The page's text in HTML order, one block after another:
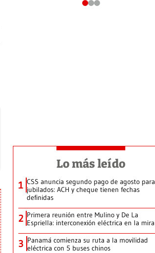
Lo más leído
1 CSS anuncia segundo pago de agosto para
jubilados: ACH y cheque tienen fechas
definidas
2 Primera reunión entre Mulino y De La
Espriella: interconexión eléctrica en la mira
3 Panamá comienza su ruta a la movilidad
eléctrica con 5 buses chinos